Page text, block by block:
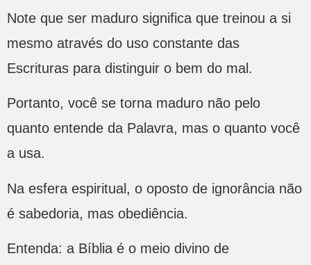
Note que ser maduro significa que treinou a si
mesmo através do uso constante das
Escrituras para distinguir o bem do mal.
Portanto, você se torna maduro não pelo
quanto entende da Palavra, mas o quanto você
a usa.
Na esfera espiritual, o oposto de ignorância não
é sabedoria, mas obediência.
Entenda: a Bíblia é o meio divino de